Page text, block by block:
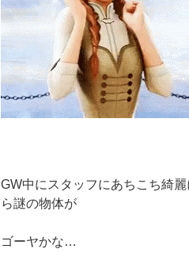
GW中にスタッフにあちこち綺
ら謎の物体が
ゴーヤかな…